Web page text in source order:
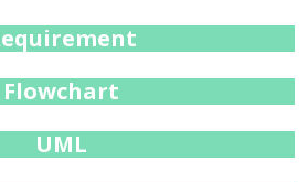
Flowchart
UML